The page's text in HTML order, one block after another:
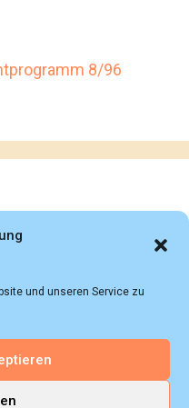
und unseren Service zu
8/96
(Bernd